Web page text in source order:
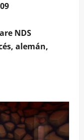
NDS
alemán,